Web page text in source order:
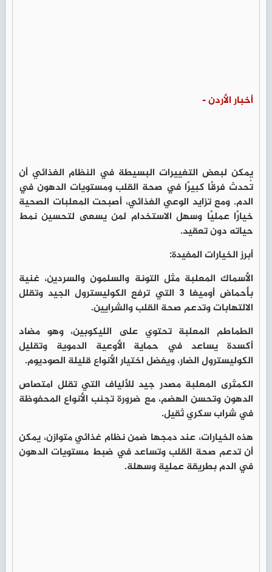
أخبار الأردن -
يمكن لبعض التغييرات البسيطة في النظام الغذائي أن
تُحدث فرقًا كبيرًا في صحة القلب ومستويات الدهون في
الدم. ومع تزايد الوعي الغذائي، أصبحت المعلبات الصحية
خيارًا عمليًا وسهل الاستخدام لمن يسعى لتحسين نمط
حياته دون تعقيد.
أبرز الخيارات المفيدة:
الأسماك المعلبة مثل التونة والسلمون والسردين، غنية
بأحماض أوميغا 3 التي ترفع الكوليسترول الجيد وتقلل
الالتهابات وتدعم صحة القلب والشرايين.
الطماطم المعلبة تحتوي على الليكوبين، وهو مضاد
أكسدة يساعد في حماية الأوعية الدموية وتقليل
الكوليسترول الضار، ويفضل اختيار الأنواع قليلة الصوديوم.
الكمثرى المعلبة مصدر جيد للألياف التي تقلل امتصاص
الدهون وتحسن الهضم، مع ضرورة تجنب الأنواع المحفوظة
في شراب سكري ثقيل.
هذه الخيارات، عند دمجها ضمن نظام غذائي متوازن، يمكن
أن تدعم صحة القلب وتساعد في ضبط مستويات الدهون
في الدم بطريقة عملية وسهلة.